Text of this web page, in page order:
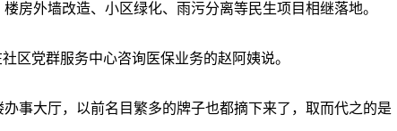
房外墙改造、小区绿化、雨污分离等民生项目相继落地。
区党群服务中心咨询医保业务的赵阿姨说。
事大厅，以前名目繁多的牌子也都摘下来了，取而代之的是